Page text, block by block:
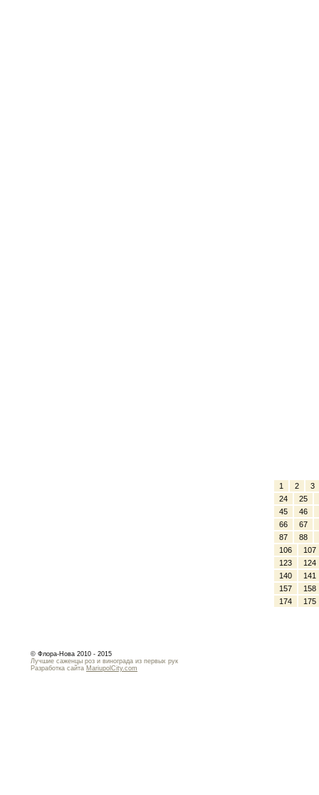
1 2
3
24
25
45
46
66
67
87
88
106
107
123
124
140
141
157
158
174
175
© Флора-Нова 2010 - 2015
Лучшие саженцы роз и винограда из первых рук
Разработка сайта MariupolCity.com